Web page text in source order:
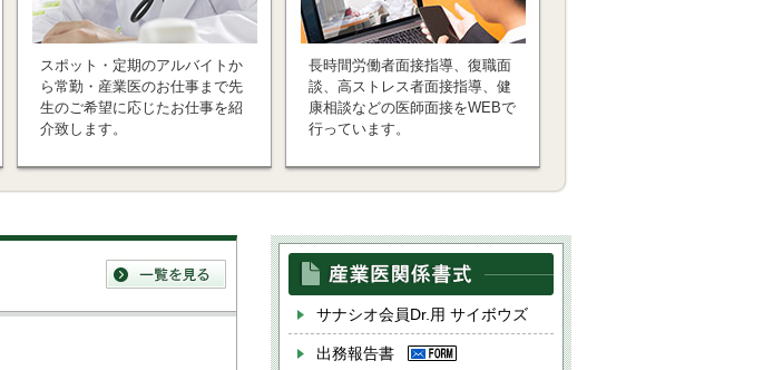
スポット・定期のアルバイトか
ら常勤・産業医のお仕事まで先
生のご希望に応じたお仕事を紹
介致します。
長時間労働者面接指導、復職面
談、高ストレス者面接指導、健
康相談などの医師面接をWEBで
行っています。
サナシオ会員Dr.用 サイボウズ
出務報告書